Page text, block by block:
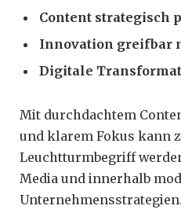
Content strategisch
Innovation greifbar
Digitale
Mit durchdachtem
und klarem Fokus kann
Leuchtturmbegriff
Media und innerhalb
Unternehmensstrategien.